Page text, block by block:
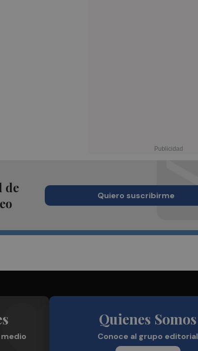
de
Quiero suscribirme
Quienes Somos
Conoce al grupo editorial